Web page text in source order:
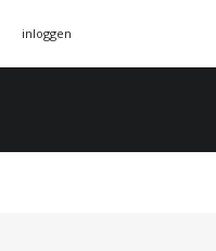
inloggen